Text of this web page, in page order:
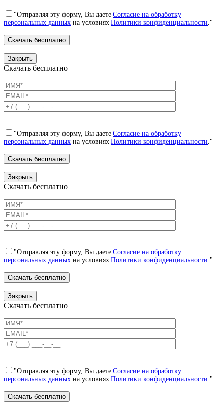
"Отправляя эту форму, Вы даете Согласие на обработку
персональных данных на условиях Политики конфиденциальности ."
Закрыть
Скачать бесплатно
"Отправляя эту форму, Вы даете Согласие на обработку
персональных данных на условиях Политики конфиденциальности ."
Закрыть
Скачать бесплатно
"Отправляя эту форму, Вы даете Согласие на обработку
персональных данных на условиях Политики конфиденциальности ."
Закрыть
Скачать бесплатно
"Отправляя эту форму, Вы даете Согласие на обработку
персональных данных на условиях Политики конфиденциальности ."